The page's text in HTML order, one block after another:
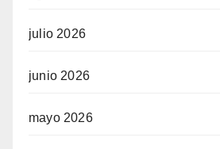
julio 2026
junio 2026
mayo 2026